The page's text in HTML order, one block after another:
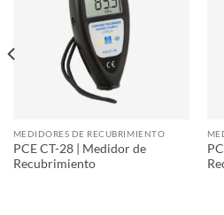
MEDIDORES DE RECUBRIMIENTO
PCE CT-28 | Medidor de
Recubrimiento